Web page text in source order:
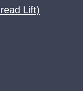
Lift)